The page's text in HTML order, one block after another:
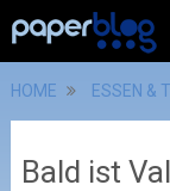
HOME ESSEN &
Bald ist